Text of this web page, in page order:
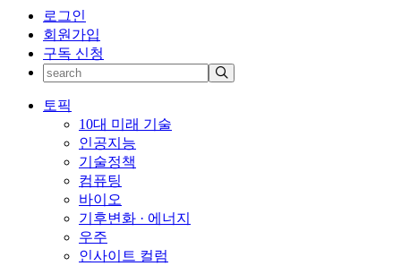
로그인
회원가입
구독 신청
토픽
10대 미래 기술
인공지능
기술정책
컴퓨팅
바이오
기후변화 · 에너지
우주
인사이트 컬럼